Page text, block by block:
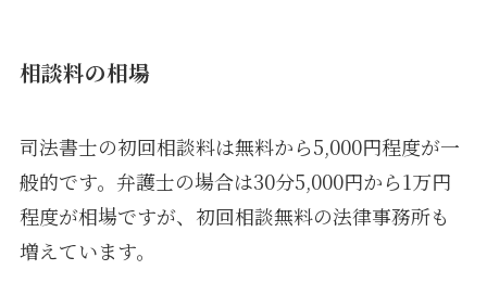
相談料の相場
司法書士の初回相談料は無料から5,000円程度が一
般的です。弁護士の場合は30分5,000円から1万円
程度が相場ですが、初回相談無料の法律事務所も
増えています。